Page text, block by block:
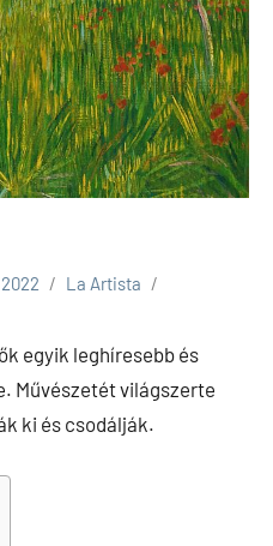
La Artista
egyik leghíresebb és
Művészetét világszerte
ki és csodálják.